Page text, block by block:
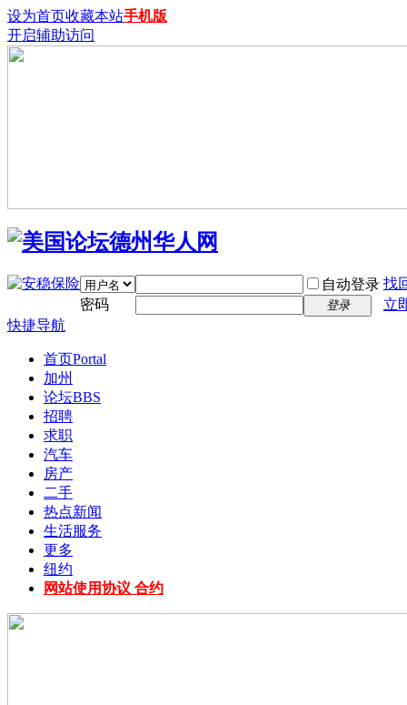
设为首页收藏本站手机版
开启辅助访问
自动登录 找
密码
登录
立
快捷导航
首页Portal
加州
论坛BBS
招聘
求职
汽车
房产
二手
热点新闻
生活服务
更多
纽约
网站使用协议 合约